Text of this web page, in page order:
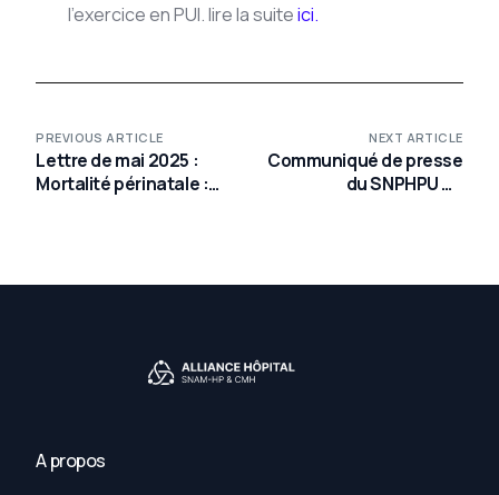
l’exercice en PUI. lire la suiteici.
PREVIOUS ARTICLE
Lettre de mai 2025 :
Mortalité périnatale :
NEXT ARTICLE
Communiqué de presse
du SNPHPU du
A propos